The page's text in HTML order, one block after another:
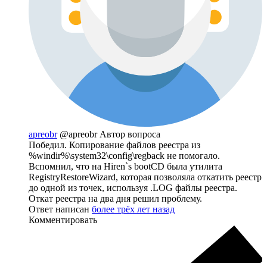
apreobr @apreobr Автор вопроса
Победил. Копирование файлов реестра из
%windir%\system32\config\regback не помогало.
Вспомнил, что на Hiren`s bootCD была утилита
RegistryRestoreWizard, которая позволяла откатить реестр
до одной из точек, используя .LOG файлы реестра.
Откат реестра на два дня решил проблему.
Ответ написан более трёх лет назад
Комментировать